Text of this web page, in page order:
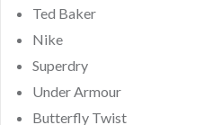
Ted Baker
Nike
Superdry
Under Armour
Butterfly Twist